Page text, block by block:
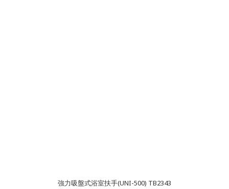
強力吸盤式浴室扶手(UNI-500) TB2343